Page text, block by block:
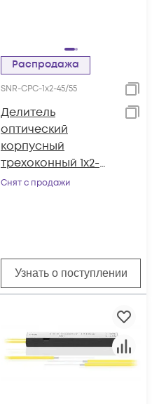
Распродажа
SNR-CPС-1x2-45/55
Делитель
оптический
корпусный
трехоконный 1х2-
45/55
Снят с продажи
Узнать о поступлении